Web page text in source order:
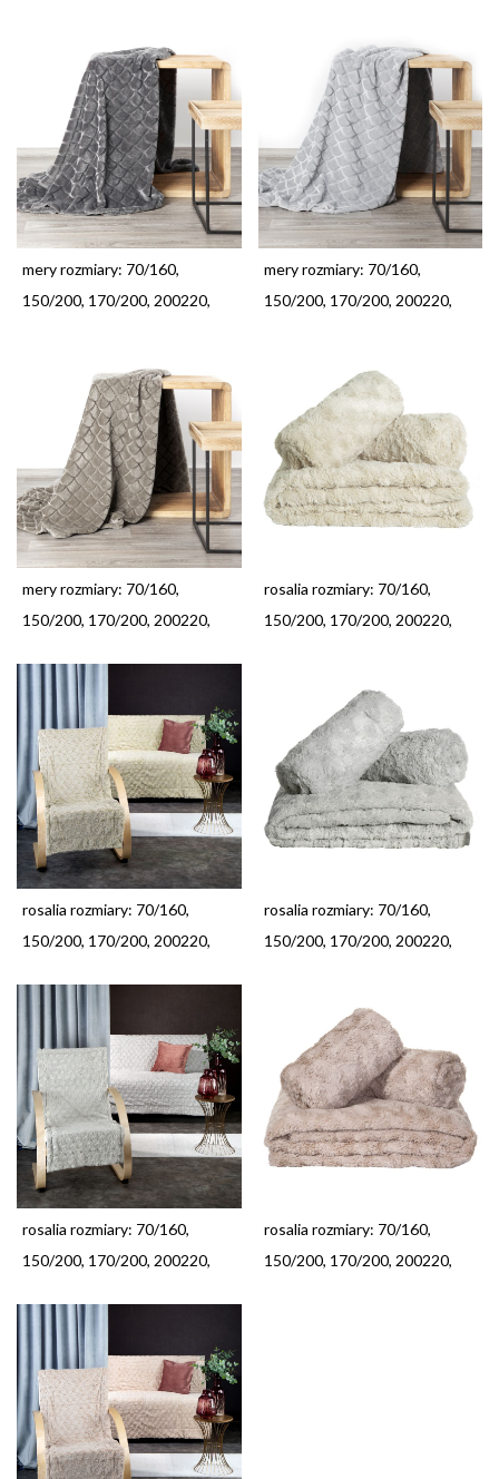
mery rozmiary: 70/160,
150/200, 170/200, 200220,
mery rozmiary: 70/160,
150/200, 170/200, 200220,
mery rozmiary: 70/160,
150/200, 170/200, 200220,
rosalia rozmiary: 70/160,
150/200, 170/200, 200220,
rosalia rozmiary: 70/160,
150/200, 170/200, 200220,
rosalia rozmiary: 70/160,
150/200, 170/200, 200220,
rosalia rozmiary: 70/160,
150/200, 170/200, 200220,
rosalia rozmiary: 70/160,
150/200, 170/200, 200220,